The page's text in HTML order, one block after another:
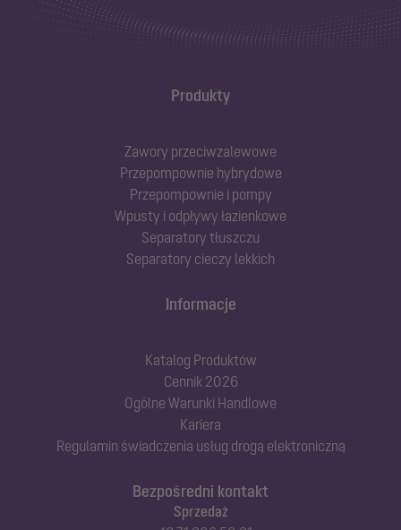
Produkty
Zawory przeciwzalewowe
Przepompownie hybrydowe
Przepompownie i pompy
Wpusty i odpływy łazienkowe
Separatory tłuszczu
Separatory cieczy lekkich
Bezpośredni kontakt
Sprzedaż
Informacje
Katalog Produktów
Cennik 2026
Ogólne Warunki Handlowe
Kariera
Regulamin świadczenia usług drogą elektroniczną